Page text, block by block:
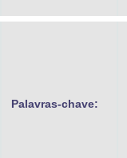
Palavras-chave: